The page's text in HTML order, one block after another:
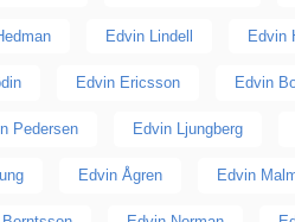
Edvin Lindell Edvin
Edvin Ericsson Edvin
Pedersen Edvin Ljungberg
Edvin Ågren Edvin